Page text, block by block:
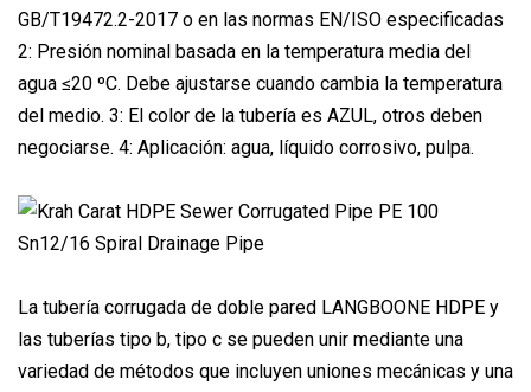
GB/T19472.2-2017 o en las normas EN/ISO especificadas
2: Presión nominal basada en la temperatura media del
agua ≤20 ºC. Debe ajustarse cuando cambia la temperatura
del medio. 3: El color de la tubería es AZUL, otros deben
negociarse. 4: Aplicación: agua, líquido corrosivo, pulpa.
La tubería corrugada de doble pared LANGBOONE HDPE y
las tuberías tipo b, tipo c se pueden unir mediante una
variedad de métodos que incluyen uniones mecánicas y una